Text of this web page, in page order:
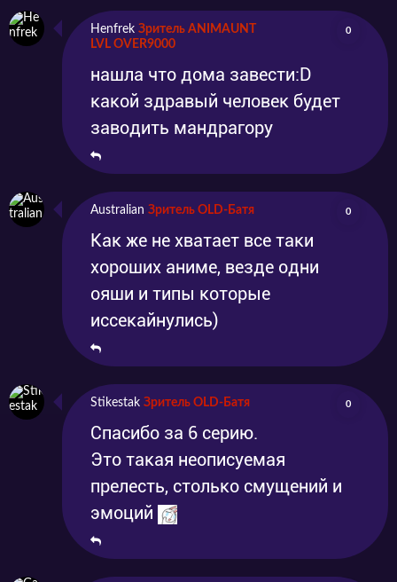
Henfrek Зритель ANIMAUNT
LVL OVER9000
0
нашла что дома завести:D
какой здравый человек будет
заводить мандрагору
Australian Зритель OLD-Батя 0
Как же не хватает все таки
хороших аниме, везде одни
ояши и типы которые
иссекайнулись)
Stikestak Зритель OLD-Батя 0
Спасибо за 6 серию.
Это такая неописуемая
прелесть, столько смущений и
эмоций